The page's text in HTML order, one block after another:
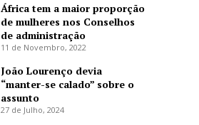
África tem a maior proporção
de mulheres nos Conselhos
de administração
11 de Novembro, 2022
João Lourenço devia
“manter-se calado” sobre o
assunto
27 de Julho, 2024